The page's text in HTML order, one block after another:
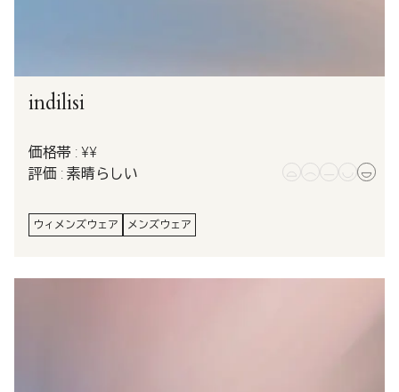
indilisi
価格帯 : ¥¥
評価 : 素晴らしい
ウィメンズウェア メンズウェア